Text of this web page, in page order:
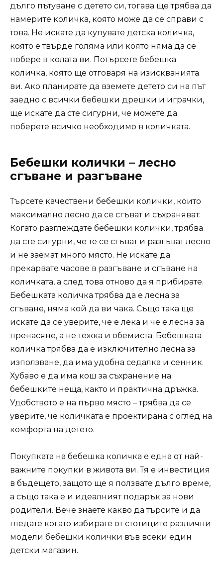
дълго пътуване с детето си, тогава ще трябва да
намерите количка, която може да се справи с
това. Не искате да купувате детска количка,
която е твърде голяма или която няма да се
побере в колата ви. Потърсете бебешка
количка, която ще отговаря на изискванията
ви. Ако планирате да вземете детето си на път
заедно с всички бебешки дрешки и играчки,
ще искате да сте сигурни, че можете да
поберете всичко необходимо в количката.
Бебешки колички – лесно
сгъване и разгъване
Търсете качествени бебешки колички, които
максимално лесно да се сгъват и съхраняват:
Когато разглеждате бебешки колички, трябва
да сте сигурни, че те се сгъват и разгъват лесно
и не заемат много място. Не искате да
прекарвате часове в разгъване и сгъване на
количката, а след това отново да я прибирате.
Бебешката количка трябва да е лесна за
сгъване, няма кой да ви чака. Също така ще
искате да се уверите, че е лека и че е лесна за
пренасяне, а не тежка и обемиста. Бебешката
количка трябва да е изключително лесна за
използване, да има удобна седалка и сенник.
Хубаво е да има кош за съхранение на
бебешките неща, както и практична дръжка.
Удобството е на първо място – трябва да се
уверите, че количката е проектирана с оглед на
комфорта на детето.
Покупката на бебешка количка е една от най-
важните покупки в живота ви. Тя е инвестиция
в бъдещето, защото ще я ползвате дълго време,
а също така е и идеалният подарък за нови
родители. Вече знаете какво да търсите и да
гледате когато избирате от стотиците различни
модели бебешки колички във всеки един
детски магазин.